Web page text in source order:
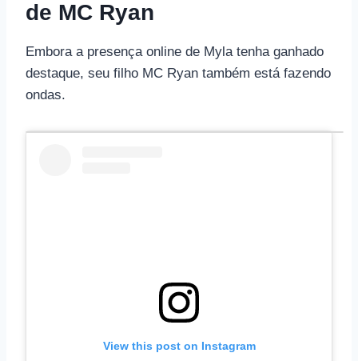
de MC Ryan
Embora a presença online de Myla tenha ganhado
destaque, seu filho MC Ryan também está fazendo
ondas.
View this post on Instagram